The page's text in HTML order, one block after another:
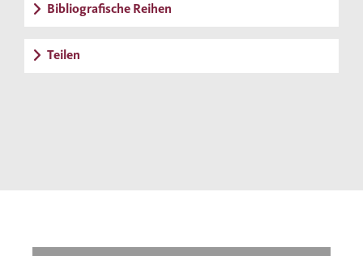
Bibliografische Reihen
Teilen